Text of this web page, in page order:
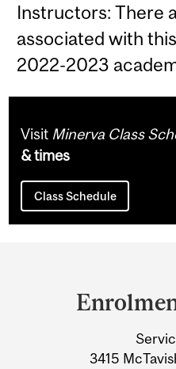
Instructors: There
associated with
2022-2023
Visit Minerva Class
& times
Class Schedule
Information
3415